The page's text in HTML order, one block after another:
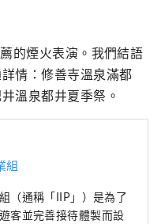
的煙火表演。我們結語
情：修善寺溫泉滿都
溫泉都井夏季祭。
組
（通稱「IIP」）是為了
客並完善接待體製而設